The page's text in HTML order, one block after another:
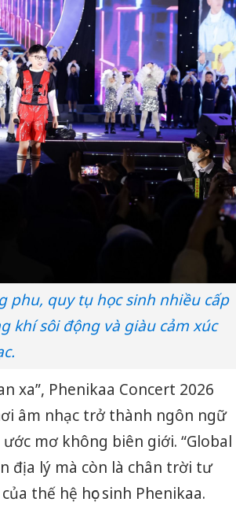
phu, quy tụ học sinh nhiều cấp
khí sôi động và giàu cảm xúc
xa”, Phenikaa Concert 2026
âm nhạc trở thành ngôn ngữ
mơ không biên giới. “Global
địa lý mà còn là chân trời tư
thế hệ học sinh Phenikaa.